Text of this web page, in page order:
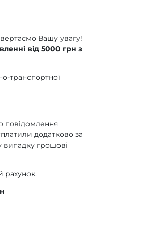
Вашу увагу!
від 5000 грн з
транспортної
повідомлення
додатково за
випадку грошові
рахунок.